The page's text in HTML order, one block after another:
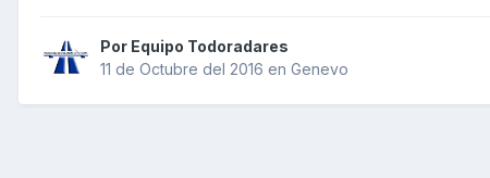
Por Equipo Todoradares
11 de Octubre del 2016 en Genevo